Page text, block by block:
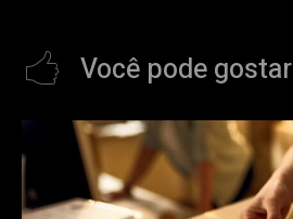
Você pode gostar